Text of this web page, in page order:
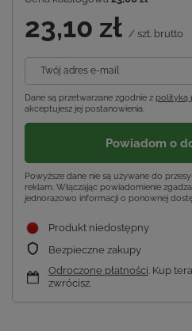
23,10 zł / szt. brutto
Twój adres e-mail
Dane są przetwarzane zgodnie z polityką
akceptujesz jej postanowienia.
Powiadom o
Powyższe dane nie są używane do
reklam. Włączając powiadomienie
jednorazowo informacji o ponownej
Produkt niedostępny
Bezpieczne zakupy
Odroczone płatności. Kup
zwrócisz.